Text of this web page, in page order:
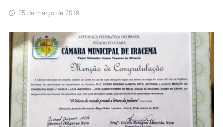
25 de março de 2019